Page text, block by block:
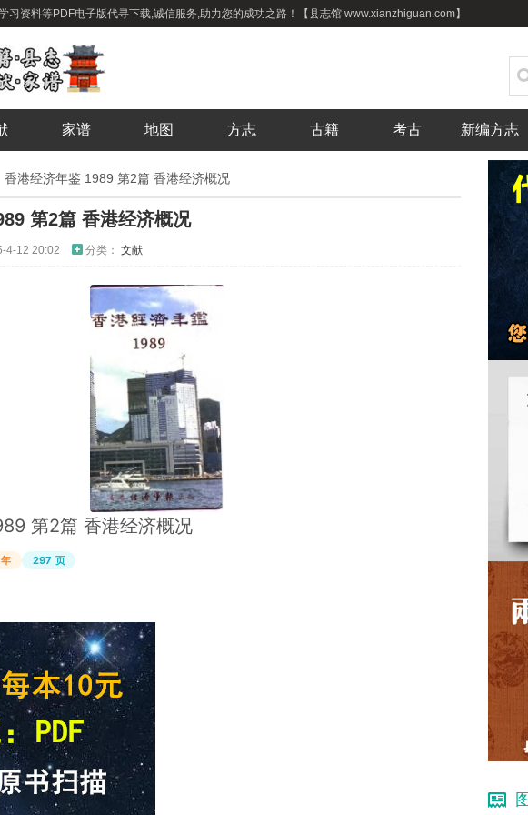
习资料等PDF电子版代寻下载,诚信服务,助力您的成功之路！【县志馆 www.xianzhiguan.com】
家谱 地图 方志 古籍 考古 新编方志
香港经济年鉴 1989 第2篇 香港经济概况
第2篇 香港经济概况
4-12 20:02 分类： 文献
第2篇 香港经济概况
297 页